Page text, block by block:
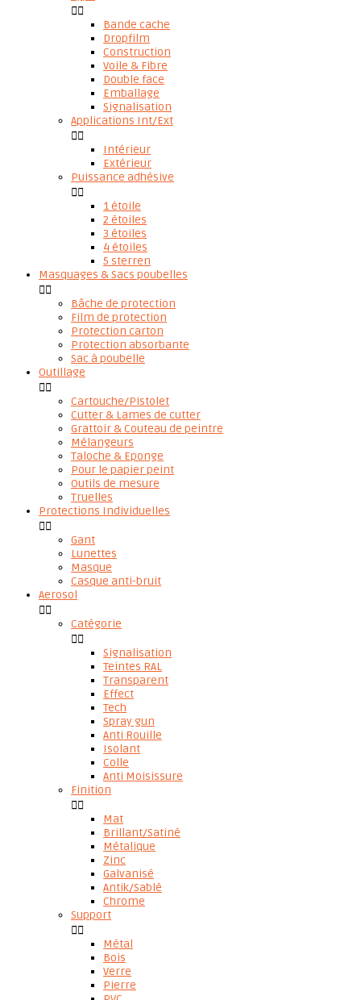

Bande cache
Dropfilm
Construction
Voile & Fibre
Double face
Emballage
Signalisation
Applications Int/Ext

Intérieur
Extérieur
Puissance adhésive

1 étoile
2 étoiles
3 étoiles
4 étoiles
5 sterren
Masquages & Sacs poubelles

Bâche de protection
Film de protection
Protection carton
Protection absorbante
Sac à poubelle
Outillage

Cartouche/Pistolet
Cutter & Lames de cutter
Grattoir & Couteau de peintre
Mélangeurs
Taloche & Eponge
Pour le papier peint
Outils de mesure
Truelles
Protections Individuelles

Gant
Lunettes
Masque
Casque anti-bruit
Aerosol

Catégorie

Signalisation
Teintes RAL
Transparent
Effect
Tech
Spray gun
Anti Rouille
Isolant
Colle
Anti Moisissure
Finition

Mat
Brillant/Satiné
Métalique
Zinc
Galvanisé
Antik/Sablé
Chrome
Support

Métal
Bois
Verre
Pierre